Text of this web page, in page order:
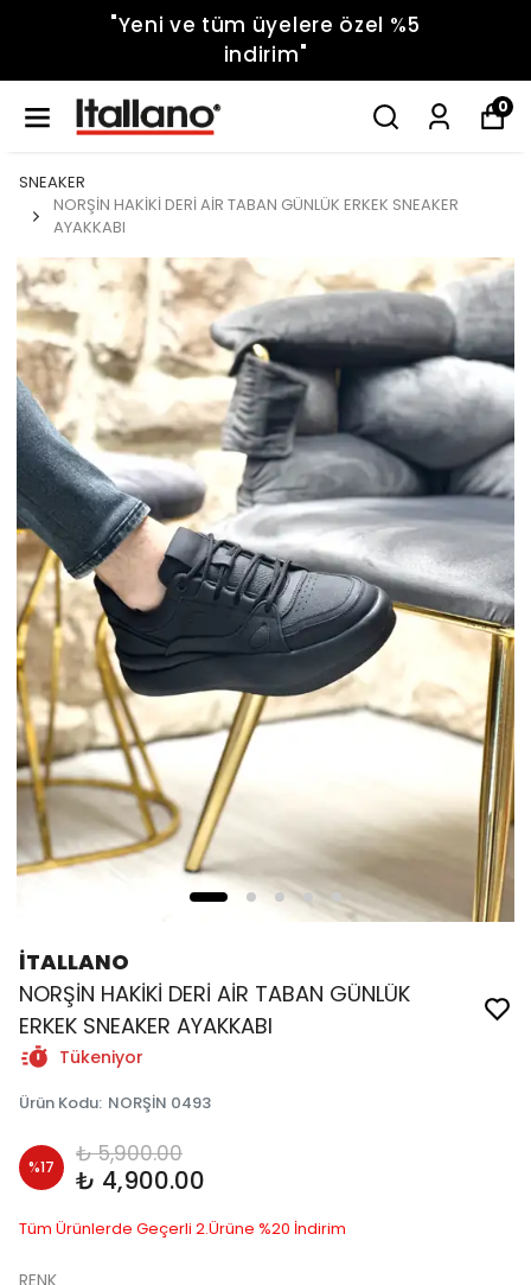
"Yeni ve tüm üyelere özel %5
indirim"
0
SNEAKER
NORŞİN HAKİKİ DERİ AİR TABAN GÜNLÜK ERKEK SNEAKER
AYAKKABI
İTALLANO
NORŞİN HAKİKİ DERİ AİR TABAN GÜNLÜK
ERKEK SNEAKER AYAKKABI
Tükeniyor
Ürün Kodu: NORŞİN 0493
%17 ₺ 5,900.00
₺ 4,900.00
Tüm Ürünlerde Geçerli 2.Ürüne %20 İndirim
RENK